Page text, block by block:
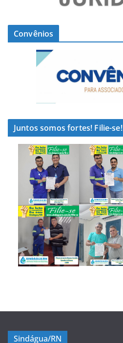
Convênios
Juntos somos fortes! Filie-se!
Sindágua/RN